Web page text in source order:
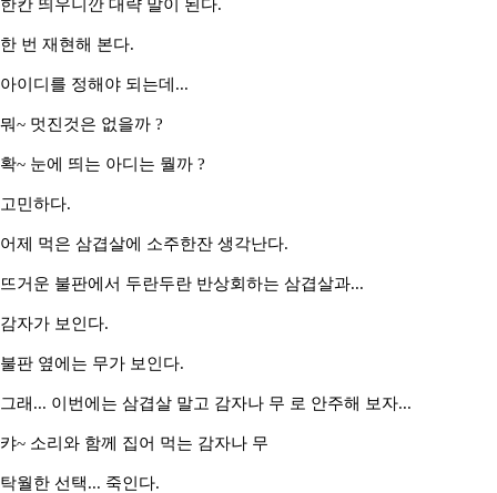
한칸 띄우니깐 대략 말이 된다.
한 번 재현해 본다.
아이디를 정해야 되는데...
뭐~ 멋진것은 없을까 ?
확~ 눈에 띄는 아디는 뭘까 ?
고민하다.
어제 먹은 삼겹살에 소주한잔 생각난다.
뜨거운 불판에서 두란두란 반상회하는 삼겹살과...
감자가 보인다.
불판 옆에는 무가 보인다.
그래... 이번에는 삼겹살 말고 감자나 무 로 안주해 보자...
캬~ 소리와 함께 집어 먹는 감자나 무
탁월한 선택... 죽인다.